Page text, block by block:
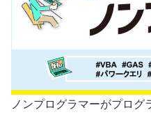
ノンプログラマーがプログ